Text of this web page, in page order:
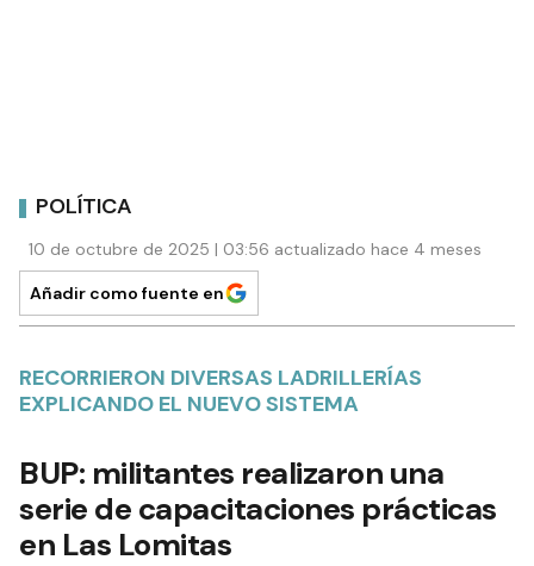
POLÍTICA
10 de octubre de 2025 | 03:56 actualizado hace 4 meses
Añadir como fuente en
RECORRIERON DIVERSAS LADRILLERÍAS
EXPLICANDO EL NUEVO SISTEMA
BUP: militantes realizaron una
serie de capacitaciones prácticas
en Las Lomitas